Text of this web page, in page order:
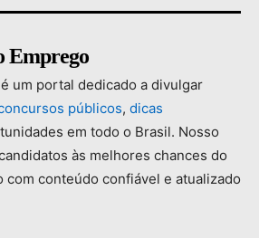
Emprego
é um portal dedicado a divulgar
públicos, dicas
em todo o Brasil. Nosso
às melhores chances do
com conteúdo confiável e atualizado